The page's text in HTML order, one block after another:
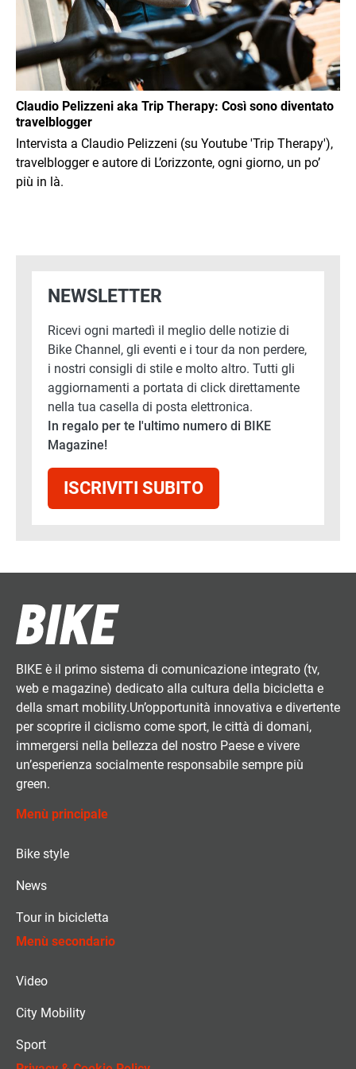
Claudio Pelizzeni aka Trip Therapy: Così sono diventato
travelblogger
Intervista a Claudio Pelizzeni (su Youtube 'Trip Therapy'),
travelblogger e autore di L’orizzonte, ogni giorno, un po’
più in là.
NEWSLETTER
Ricevi ogni martedì il meglio delle notizie di
Bike Channel, gli eventi e i tour da non perdere,
i nostri consigli di stile e molto altro. Tutti gli
aggiornamenti a portata di click direttamente
nella tua casella di posta elettronica.
In regalo per te l'ultimo numero di BIKE
Magazine!
ISCRIVITI SUBITO
BIKE è il primo sistema di comunicazione integrato (tv,
web e magazine) dedicato alla cultura della bicicletta e
della smart mobility.Un’opportunità innovativa e divertente
per scoprire il ciclismo come sport, le città di domani,
immergersi nella bellezza del nostro Paese e vivere
un’esperienza socialmente responsabile sempre più
green.
Menù principale
Bike style
News
Tour in bicicletta
Menù secondario
Video
City Mobility
Sport